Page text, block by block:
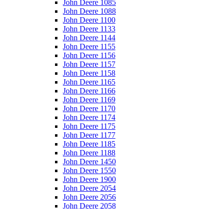
John Deere 1085
John Deere 1088
John Deere 1100
John Deere 1133
John Deere 1144
John Deere 1155
John Deere 1156
John Deere 1157
John Deere 1158
John Deere 1165
John Deere 1166
John Deere 1169
John Deere 1170
John Deere 1174
John Deere 1175
John Deere 1177
John Deere 1185
John Deere 1188
John Deere 1450
John Deere 1550
John Deere 1900
John Deere 2054
John Deere 2056
John Deere 2058